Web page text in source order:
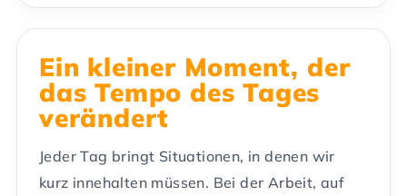
Ein kleiner Moment, der
das Tempo des Tages
verändert
Jeder Tag bringt Situationen, in denen wir
kurz innehalten müssen. Bei der Arbeit, auf